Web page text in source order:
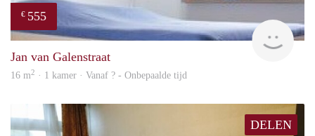
€ 555
rent
Jan van Galenstraat
16 m2 · 1 kamer · Vanaf ? - Onbepaalde tijd
DELEN